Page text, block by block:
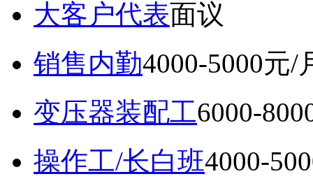
大客户代表面议
销售内勤4000-5000元/
变压器装配工6000-
操作工/长白班4000-